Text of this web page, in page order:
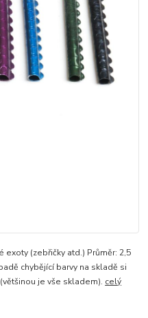
(zebřičky atd.) Průměr: 2,5
chybějící barvy na skladě si
je vše skladem). celý